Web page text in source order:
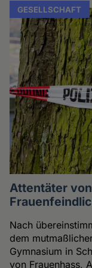
GESELLSCHAFT
Attentäter
Nach
dem
Gymnasium in
von Frauenhass,